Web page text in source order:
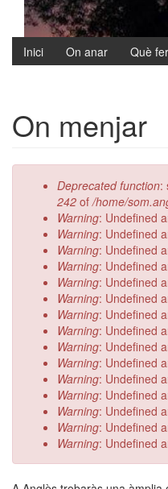
Inici On anar Què fer
On menjar
Missatge d'error
Deprecated function:
242 of/home/
Warning: Undefined
Warning: Undefined
Warning: Undefined
Warning: Undefined
Warning: Undefined
Warning: Undefined
Warning: Undefined
Warning: Undefined
Warning: Undefined
Warning: Undefined
Warning: Undefined
Warning: Undefined
Warning: Undefined
Warning: Undefined
Warning: Undefined